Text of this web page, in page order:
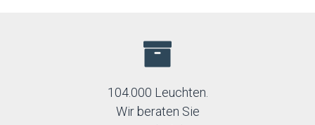
104.000 Leuchten.
Wir beraten Sie